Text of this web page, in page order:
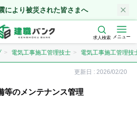
により被災された皆さまへ
求人検索 メニュー
電気工事施工管理技士 電気工事施工管理技
更新日 : 2026/02/20
等のメンテナンス管理